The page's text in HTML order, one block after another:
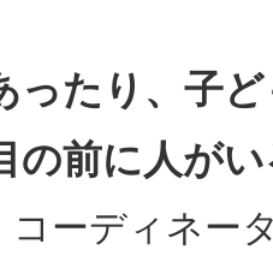
ったり、子
の前に人が
コーディネー